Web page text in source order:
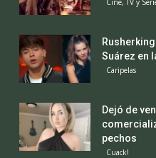
Suárez en
Caripelas
Dejó de
pechos
Cuack!